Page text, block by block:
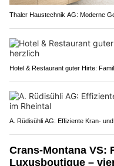
Thaler Haustechnik AG: Moderne
Hotel & Restaurant guter Hirte:
A. Rüdisühli AG: Effiziente Kran-
Crans-Montana VS:
Luxusboutique –